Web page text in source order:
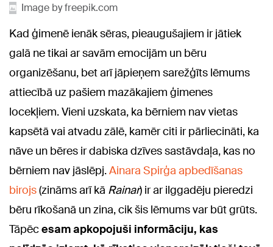
Image by freepik.com
Kad ģimenē ienāk sēras, pieaugušajiem ir jātiek
galā ne tikai ar savām emocijām un bēru
organizēšanu, bet arī jāpieņem sarežģīts lēmums
attiecībā uz pašiem mazākajiem ģimenes
locekļiem. Vieni uzskata, ka bērniem nav vietas
kapsētā vai atvadu zālē, kamēr citi ir pārliecināti, ka
nāve un bēres ir dabiska dzīves sastāvdaļa, kas no
bērniem nav jāslēpj.Ainara Spirģa apbedīšanas
birojs(zināms arī kā Rainar) ir ar ilggadēju pieredzi
bēru rīkošanā un zina, cik šis lēmums var būt grūts.
Tāpēcesam apkopojuši informāciju, kas